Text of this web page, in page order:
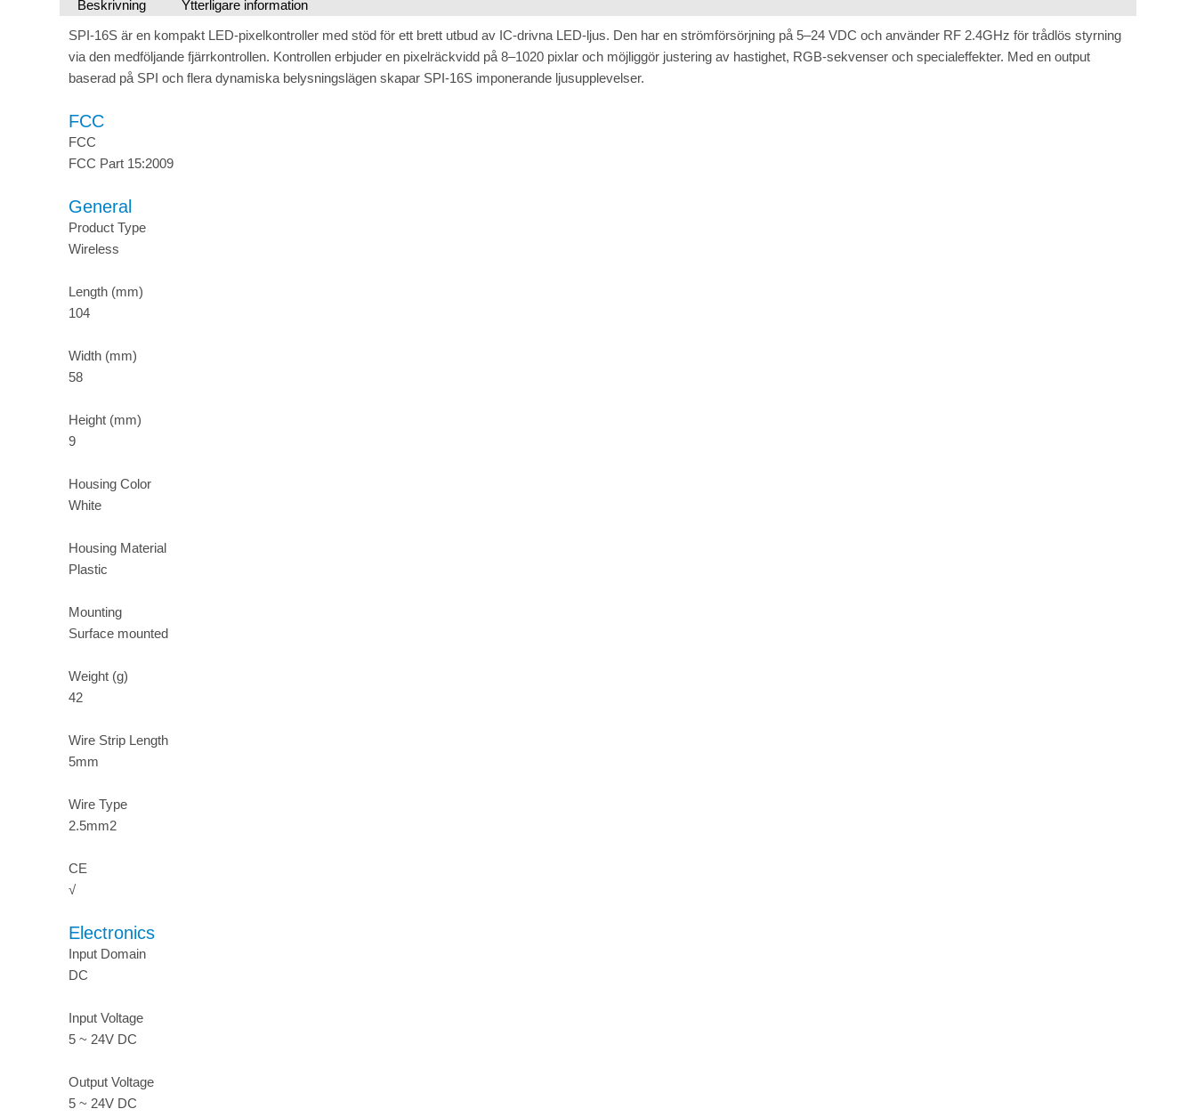
Beskrivning
Ytterligare information
SPI-16S är en kompakt LED-pixelkontroller med stöd för ett brett utbud av IC-drivna LED-ljus. Den har en strömförsörjning på 5–24 VDC och använder RF 2.4GHz för trådlös styrning
via den medföljande fjärrkontrollen. Kontrollen erbjuder en pixelräckvidd på 8–1020 pixlar och möjliggör justering av hastighet, RGB-sekvenser och specialeffekter. Med en output
baserad på SPI och flera dynamiska belysningslägen skapar SPI-16S imponerande ljusupplevelser.
FCC
FCC
FCC Part 15:2009
General
Product Type
Wireless
Length (mm)
104
Width (mm)
58
Height (mm)
9
Housing Color
White
Housing Material
Plastic
Mounting
Surface mounted
Weight (g)
42
Wire Strip Length
5mm
Wire Type
2.5mm2
CE
√
Electronics
Input Domain
DC
Input Voltage
5 ~ 24V DC
Output Voltage
5 ~ 24V DC